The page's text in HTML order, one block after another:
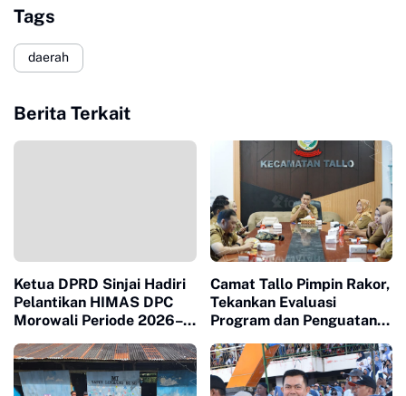
Tags
daerah
Berita Terkait
Ketua DPRD Sinjai Hadiri
Pelantikan HIMAS DPC
Morowali Periode 2026–
Camat Tallo Pimpin Rakor,
Tekankan Evaluasi
Program dan Penguatan